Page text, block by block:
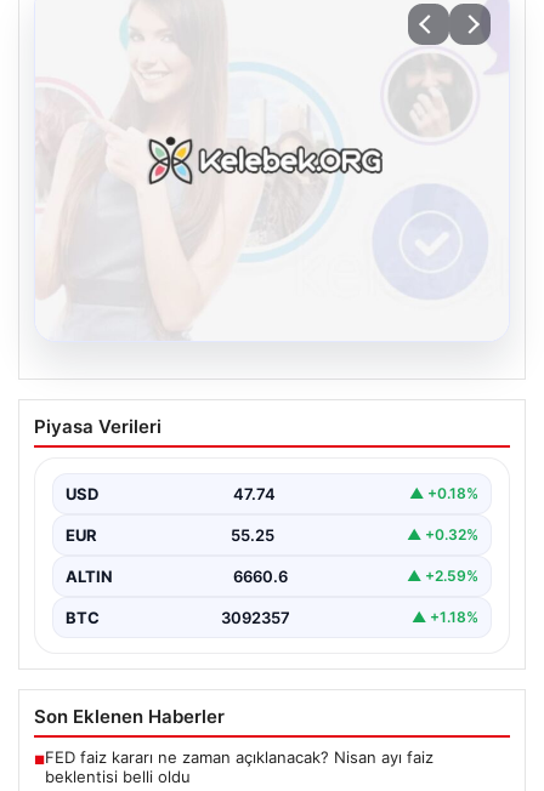
Kelebek.Org İle Sanal İletişimin Seviyeli
Adresi Ve Chat Deneyimi
iletişim kurması büyük bir önem barındırmaktadır.
Günümüzde birçok…
Piyasa Verileri
USD 47.74 ▲ +0.18%
EUR 55.25 ▲ +0.32%
ALTIN 6660.6 ▲ +2.59%
BTC 3092357 ▲ +1.18%
Son Eklenen Haberler
■FED faiz kararı ne zaman açıklanacak? Nisan ayı faiz
beklentisi belli oldu